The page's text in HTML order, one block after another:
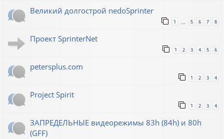
Великий долгострой nedoSprinter
1 5 6 7 8
Проект SprinterNet
1 2 3 4 5 6
petersplus.com
1 2 3 4
Project Spirit
1 2 3 4
ЗАПРЕДЕЛЬНЫЕ видеорежимы 83h (84h) и 80h
(GFF)